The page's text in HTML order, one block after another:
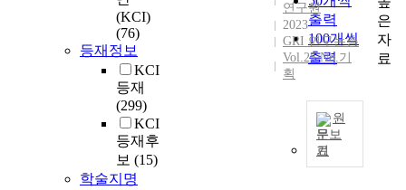
(KCI)
(76)
등재정보
KCI
등재
(299)
KCI
등재후
보 (15)
학술지명
출력
100개씩
출력
연구원
2023
GRI 연구논총
Vol.25 No.기
획
원
문보
기
은
자
료